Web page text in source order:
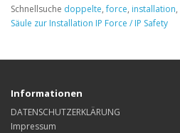
Schnellsuche doppelte,force, installation,
Säule zur Installation IP Force / IP Safety
Informationen
DATENSCHUTZERKLÄRUNG
Impressum